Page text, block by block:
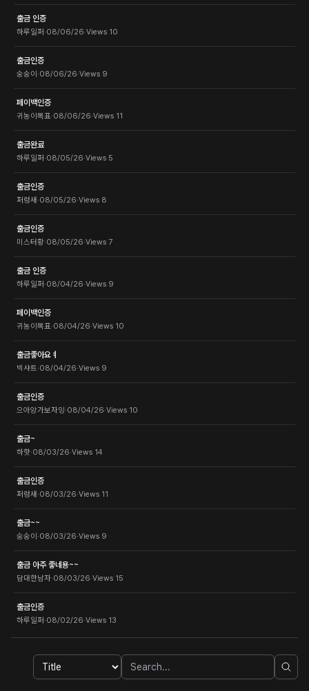
출금 인증
하루일퍼·08/06/26·Views 10
출금인증
숭숭이·08/06/26·Views 9
페이백인증
귀농이목표·08/06/26·Views 11
출금완료
하루일퍼·08/05/26·Views 5
출금인증
퍼렁새 ·08/05/26·Views 8
출금인증
미스터황·08/05/26·Views 7
출금 인증
하루일퍼·08/04/26·Views 9
페이백인증
귀농이목표·08/04/26·Views 10
출금좋아요ㅕ
빅샤트·08/04/26·Views 9
출금인증
으아앙가보자잉·08/04/26·Views 10
출금~
하핫·08/03/26·Views 14
출금인증
퍼렁새 ·08/03/26·Views 11
출금~~
숭숭이·08/03/26·Views 9
출금 아주 좋네용~~
담대한남자·08/03/26·Views 15
출금인증
하루일퍼·08/02/26·Views 13